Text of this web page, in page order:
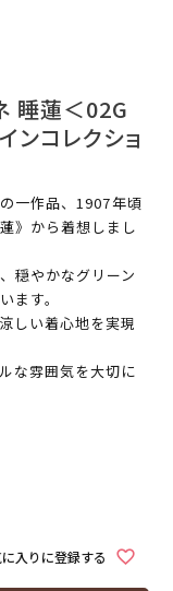
睡蓮＜02G
ンコレクショ
一作品、1907年頃
》から着想しまし
穏やかなグリーン
ます。
しい着心地を実現
な雰囲気を大切に
入りに登録する